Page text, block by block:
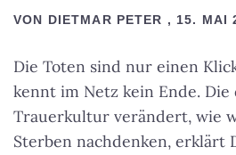
VON DIETMAR PETER , 15. MAI
Die Toten sind nur einen
kennt im Netz kein Ende. Die
Trauerkultur verändert, wie
Sterben nachdenken, erklärt